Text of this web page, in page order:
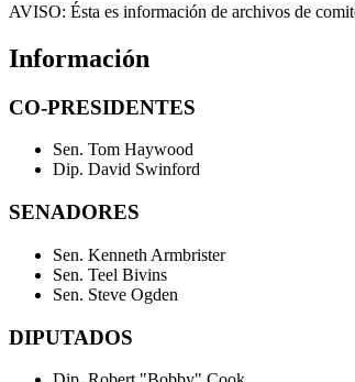
AVISO: Ésta es información de archivos de
Información
CO-PRESIDENTES
Sen. Tom Haywood
Dip. David Swinford
SENADORES
Sen. Kenneth Armbrister
Sen. Teel Bivins
Sen. Steve Ogden
DIPUTADOS